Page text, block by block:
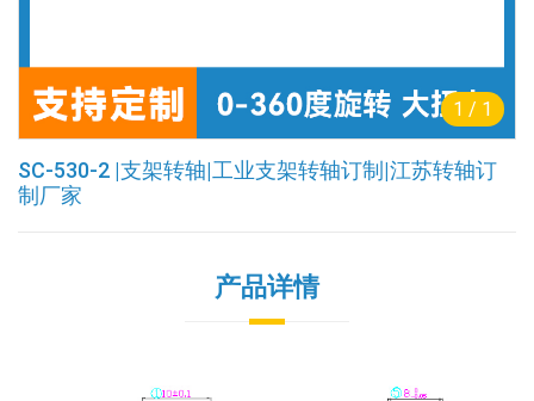
1 / 1
SC-530-2 |支架转轴|工业支架转轴订制|江苏转轴订
制厂家
产品详情